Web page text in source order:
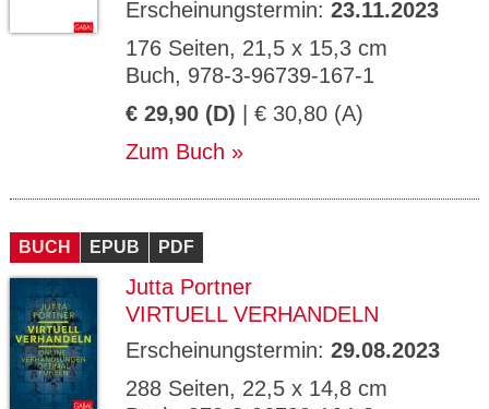
Erscheinungstermin: 23.11.2023
176 Seiten, 21,5 x 15,3 cm
Buch, 978-3-96739-167-1
€ 29,90 (D) | € 30,80 (A)
Zum Buch
BUCH EPUB PDF
Jutta Portner
VIRTUELL VERHANDELN
Erscheinungstermin: 29.08.2023
288 Seiten, 22,5 x 14,8 cm